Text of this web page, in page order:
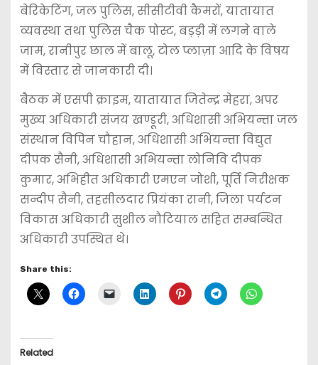
बेरिकेटिंग, जल पुलिस, सीसीटीवी कैमरों, यातायात
व्यवस्था तथा पुलिस चैक पोस्ट, बड़ड़ी में लगने वाले
जाम, रानीपुर छाल में बालू, टोल प्लाज़ा आदि के विषय
में विस्तार से जानकारी दी।
बैठक में एसपी क्राइम, यातायात जितेन्द्र मेहरा, अपर
मुख्य अधिकारी संजय खण्डूरी, अधिशासी अभियन्ता जल
संस्थान विपिन चौहान, अधिशासी अभियन्ता विद्युत
दीपक सैनी, अधिशासी अभियन्ता लोनिवि दीपक
कुमार, अभिहीत अधिकारी एमएन जोशी, पूर्ति निरीक्षक
सन्दीप सैनी, तहसीलदार प्रियंका रानी, जिला पर्यटन
विकास अधिकारी सुशील नौटियाल सहित सम्बन्धित
अधिकारी उपस्थित थे।
Share this:
Related